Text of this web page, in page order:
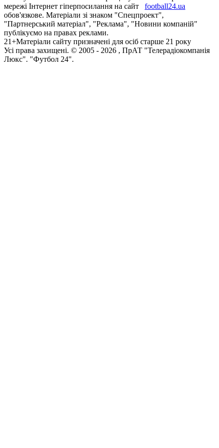
мережі Інтернет гіперпосилання на сайт
football24.ua
обов'язкове. Матеріали зі знаком "Спецпроект",
"Партнерський матеріал", "Реклама", "Новини компаній"
публікуємо на правах реклами.
21+Матеріали сайту призначені для осіб старше 21 року
Усi права захищенi. © 2005 - 2026 , ПрАТ "Телерадіокомпанія
Люкс". "Футбол 24".